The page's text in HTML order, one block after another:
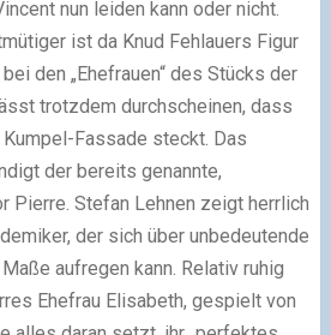
nun leiden kann oder nicht.
ist da Knud Fehlauers Figur
den „Ehefrauen“ des Stücks der
trotzdem durchscheinen, dass
Fassade steckt. Das
der bereits genannte,
Pierre. Stefan Lehnen zeigt herrlich
der sich über unbedeutende
aufregen kann. Relativ ruhig
Ehefrau Elisabeth, gespielt von